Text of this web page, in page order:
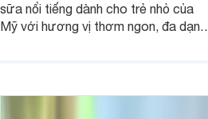
sữa nổi tiếng dành cho trẻ nhỏ của
Mỹ với hương vị thơm ngon, đa dạng
Pediasure Grow &amp; Gain hiện nay